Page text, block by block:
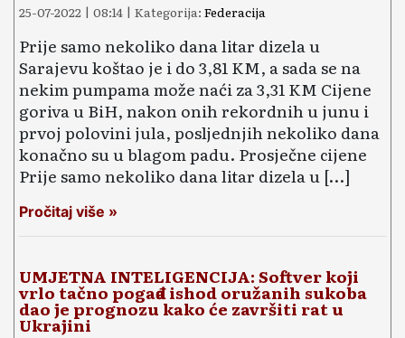
25-07-2022 | 08:14 | Kategorija: Federacija
Prije samo nekoliko dana litar dizela u
Sarajevu koštao je i do 3,81 KM, a sada se na
nekim pumpama može naći za 3,31 KM Cijene
goriva u BiH, nakon onih rekordnih u junu i
prvoj polovini jula, posljednjih nekoliko dana
konačno su u blagom padu. Prosječne cijene
Prije samo nekoliko dana litar dizela u […]
Pročitaj više »
UMJETNA INTELIGENCIJA: Softver koji
vrlo tačno pogađa ishod oružanih sukoba
dao je prognozu kako će završiti rat u
Ukrajini